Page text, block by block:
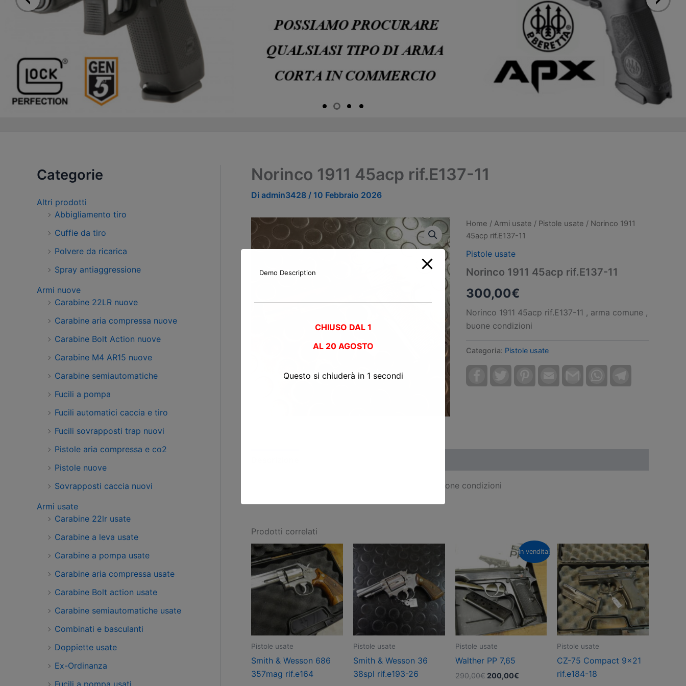
Categorie
Altri prodotti
Abbigliamento tiro
Cuffie da tiro
Polvere da ricarica
Spray antiaggressione
Armi nuove
Carabine 22LR nuove
Carabine aria compressa nuove
Carabine Bolt Action nuove
Carabine M4 AR15 nuove
Carabine semiautomatiche
Fucili a pompa
Fucili automatici caccia e tiro
Fucili sovrapposti trap nuovi
Pistole aria compressa e co2
Pistole nuove
Sovrapposti caccia nuovi
Armi usate
Carabine 22lr usate
Carabine a leva usate
Carabine a pompa usate
Carabine aria compressa usate
Carabine Bolt action usate
Carabine semiautomatiche usate
Combinati e basculanti
Doppiette usate
Ex-Ordinanza
Norinco 1911 45acp rif.E137-11
Di admin3428 / 10 Febbraio 2026
Home / Armi usate / Pistole usate / Norinco 1911
45acp rif.E137-11
Pistole usate
Norinco 1911 45acp rif.E137-11
300,00€
Norinco 1911 45acp rif.E137-11 , arma comune ,
buone condizioni
Categoria: Pistole usate
FacebookTwitter Pinterest Email Gmail WhatsApp
Norinco 1911 45acp rif.E137-11 , arma comune , buone condizioni
Prodotti correlati
Pistole usate
Smith & Wesson 686
357mag rif.e164
Pistole usate
Smith & Wesson 36
38spl rif.e193-26
In vendita!
Pistole usate
Walther PP 7,65
290,00€ Il
200,00€Il
Pistole usate
CZ-75 Compact 9×21
rif.e184-18
Demo Description
CHIUSO DAL 1
AL 20 AGOSTO
Questo si chiuderà in 0 secondi